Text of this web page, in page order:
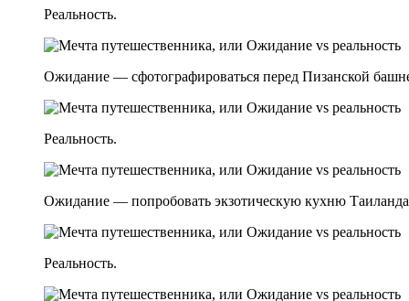
Реальность.
Ожидание — сфотографироваться перед Пизанской
Реальность.
Ожидание — попробовать экзотическую кухню
Реальность.